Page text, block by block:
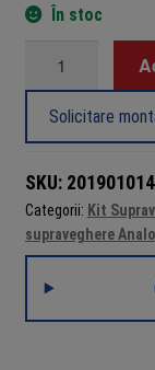
În stoc
supraveghere
4
camere
2MP
1080p
IR
Solicitare
SKU:
Categorii: Kit
supraveghere